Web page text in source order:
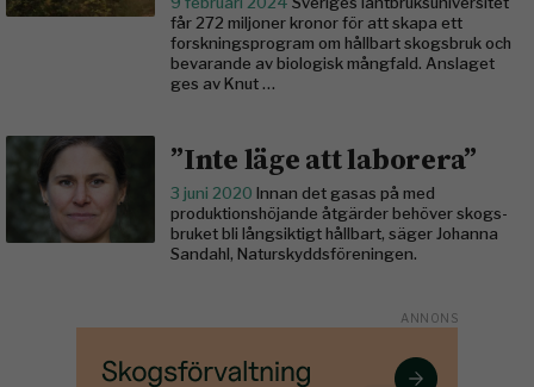
får 272 miljoner kronor för att skapa ett
forskningsprogram om hållbart skogsbruk och
bevarande av biologisk mångfald. Anslaget
ges av Knut …
”Inte läge att laborera”
3 juni 2020 Innan det gasas på med
produktionshöjande åtgärder behöver skogs­
bruket bli långsiktigt hållbart, säger Johanna
Sandahl, Naturskyddsföreningen.